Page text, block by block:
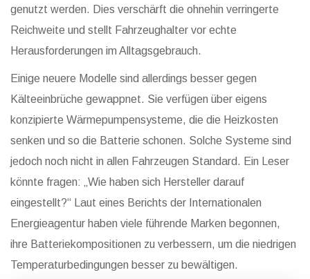
genutzt werden. Dies verschärft die ohnehin verringerte
Reichweite und stellt Fahrzeughalter vor echte
Herausforderungen im Alltagsgebrauch.
Einige neuere Modelle sind allerdings besser gegen
Kälteeinbrüche gewappnet. Sie verfügen über eigens
konzipierte Wärmepumpensysteme, die die Heizkosten
senken und so die Batterie schonen. Solche Systeme sind
jedoch noch nicht in allen Fahrzeugen Standard. Ein Leser
könnte fragen: „Wie haben sich Hersteller darauf
eingestellt?“ Laut eines Berichts der Internationalen
Energieagentur haben viele führende Marken begonnen,
ihre Batteriekompositionen zu verbessern, um die niedrigen
Temperaturbedingungen besser zu bewältigen.